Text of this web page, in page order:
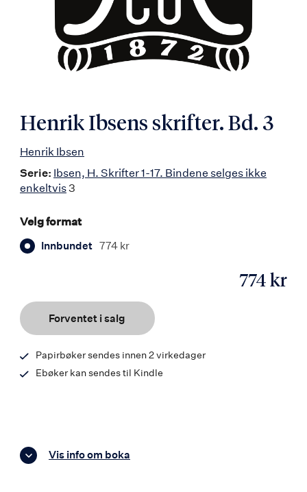
Henrik Ibsens skrifter. Bd. 3
Henrik Ibsen
Serie: Ibsen, H. Skrifter 1-17. Bindene selges ikke
enkeltvis3
Velg format
Innbundet 774 kr
Forventet i salg
774 kr
9788203189593
Papirbøker sendes innen 2 virkedager
Ebøker kan sendes til Kindle
Vis info om boka